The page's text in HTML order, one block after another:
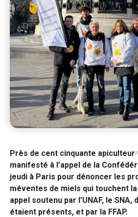
Près de cent cinquante
manifesté à l’appel de la
jeudi à Paris pour dénoncer les
méventes de miels qui touchent
appel soutenu par l’UNAF, le
étaient présents, et par la FFAP.